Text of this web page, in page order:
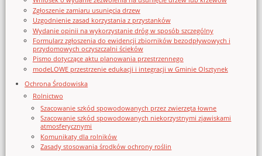
Zgłoszenie zamiaru usunięcia drzew
Uzgodnienie zasad korzystania z przystanków
Wydanie opinii na wykorzystanie dróg w sposób szczególny
Formularz zgłoszenia do ewidencji zbiorników bezodpływowych i
przydomowych oczyszczalni ścieków
Pismo dotyczące aktu planowania przestrzennego
modeLOWE przestrzenie edukacji i integracji w Gminie Olsztynek
Ochrona Środowiska
Rolnictwo
Szacowanie szkód spowodowanych przez zwierzęta łowne
Szacowanie szkód spowodowanych niekorzystnymi zjawiskami
atmosferycznymi
Komunikaty dla rolników
Zasady stosowania środków ochrony roślin